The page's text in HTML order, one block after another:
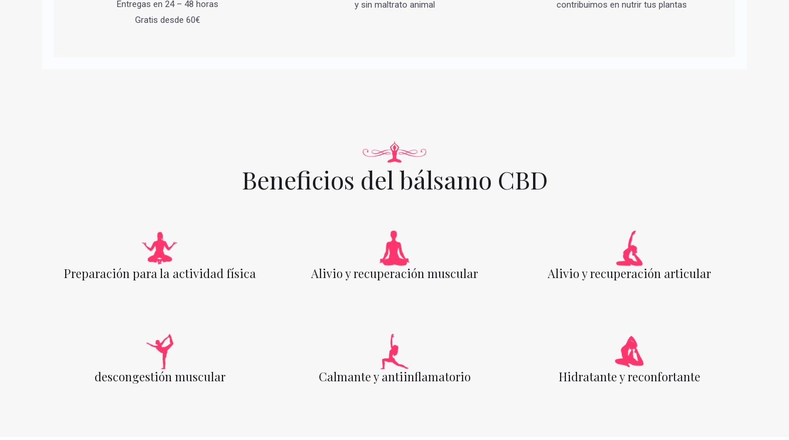
Entregas en 24 – 48 horas
Gratis desde 60€
y sin maltrato animal
contribuimos en nutrir tus plantas
Beneficios del bálsamo CBD
Preparación para la actividad física Alivio y recuperación muscular Alivio y recuperación articular
descongestión muscular Calmante y antiinflamatorio Hidratante y reconfortante